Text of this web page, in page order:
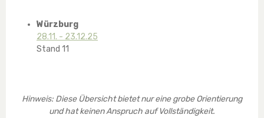
Würzburg
28.11. - 23.12.25
Stand 11
Hinweis: Diese Übersicht bietet nur eine grobe Orientierung
und hat keinen Anspruch auf Vollständigkeit.